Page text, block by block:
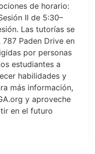
de horario:
II de 5:30–
Las tutorías se
Paden Drive en
por personas
estudiantes a
habilidades y
más información,
y aproveche
en el futuro